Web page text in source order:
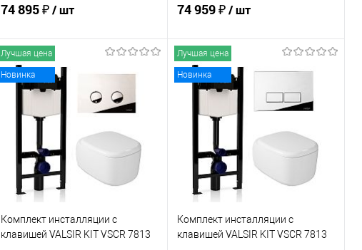
74 895 ₽/ шт
В корзину
Купить в 1 клик
Сравнение
В избранное
Под заказ
74 959 ₽/ шт
В корзину
Купить в 1 клик
Сравнение
В избранное
Под заказ
Лучшая цена
Новинка
Комплект инсталляции с
клавишей VALSIR KIT VSCR 7813
Лучшая цена
Новинка
Комплект инсталляции с
клавишей VALSIR KIT VSCR 7813